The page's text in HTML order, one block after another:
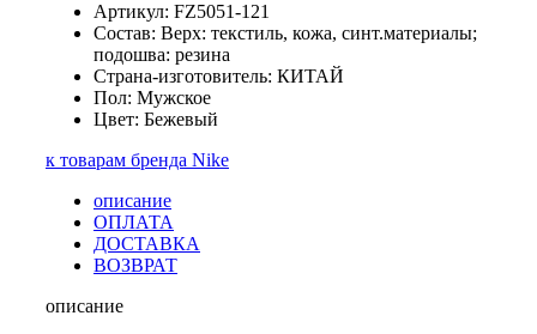
Артикул: FZ5051-121
Состав: Верх: текстиль, кожа, синт.материалы;
подошва: резина
Страна-изготовитель: КИТАЙ
Пол: Мужское
Цвет: Бежевый
к товарам бренда Nike
описание
ОПЛАТА
ДОСТАВКА
ВОЗВРАТ
описание